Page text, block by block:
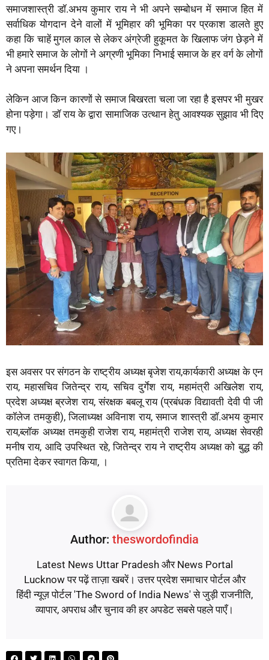
समाजशास्त्री डॉ.अभय कुमार राय ने भी अपने सम्बोधन में समाज हित में
सर्वाधिक योगदान देने वालों में भूमिहार की भूमिका पर प्रकाश डालते हुए
कहा कि चाहें मुगल काल से लेकर अंग्रेजी हुकूमत के खिलाफ जंग छेड़ने में
भी हमारे समाज के लोगों ने अग्रणी भूमिका निभाई समाज के हर वर्ग के लोगों
ने अपना समर्थन दिया ।
लेकिन आज किन कारणों से समाज बिखरता चला जा रहा है इसपर भी मुखर
होना पड़ेगा। डॉ राय के द्वारा सामाजिक उत्थान हेतु आवश्यक सुझाव भी दिए
गए।
इस अवसर पर संगठन के राष्ट्रीय अध्यक्ष बृजेश राय,कार्यकारी अध्यक्ष के एन
राय, महासचिव जितेन्द्र राय, सचिव दुर्गेश राय, महामंत्री अखिलेश राय,
प्रदेश अध्यक्ष ब्रजेश राय, संरक्षक बबलू राय (प्रबंधक विद्यावती देवी पी जी
कॉलेज तमकुही), जिलाध्यक्ष अविनाश राय, समाज शास्त्री डॉ.अभय कुमार
राय,ब्लॉक अध्यक्ष तमकुही राजेश राय, महामंत्री राजेश राय, अध्यक्ष सेवरही
मनीष राय, आदि उपस्थित रहे, जितेन्द्र राय ने राष्ट्रीय अध्यक्ष को बुद्ध की
प्रतिमा देकर स्वागत किया, ।
Author: theswordofindia
Latest News Uttar Pradesh और News Portal
Lucknow पर पढ़ें ताज़ा खबरें। उत्तर प्रदेश समाचार पोर्टल और
हिंदी न्यूज़ पोर्टल 'The Sword of India News' से जुड़ी राजनीति,
व्यापार, अपराध और चुनाव की हर अपडेट सबसे पहले पाएँ।